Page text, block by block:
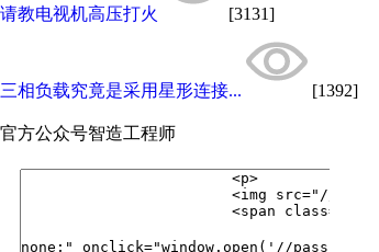
请教电视机高压打火 [3131]
三相负载究竟是采用星形连接... [1392]
官方公众号智造工程师